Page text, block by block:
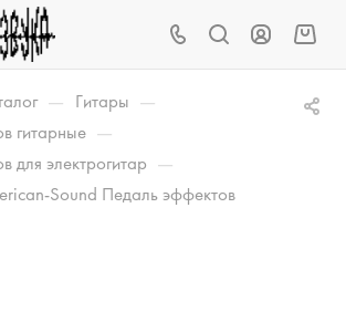
— Гитары —
гитарные —
для электрогитар —
Sound Педаль эффектов